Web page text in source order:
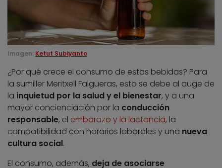
Imagen: Ketut Subiyanto
¿Por qué crece el consumo de estas bebidas? Para
la sumiller Meritxell Falgueras, esto se debe al auge de
la inquietud por la salud y el bienestar, y a una
mayor concienciación por la conducción
responsable, el embarazo y la lactancia, la
compatibilidad con horarios laborales y una nueva
cultura social.
El consumo, además, deja de asociarse